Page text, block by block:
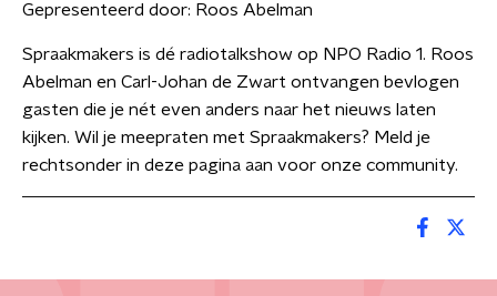
Gepresenteerd door: Roos Abelman
Spraakmakers is dé radiotalkshow op NPO Radio 1. Roos
Abelman en Carl-Johan de Zwart ontvangen bevlogen
gasten die je nét even anders naar het nieuws laten
kijken. Wil je meepraten met Spraakmakers? Meld je
rechtsonder in deze pagina aan voor onze community.